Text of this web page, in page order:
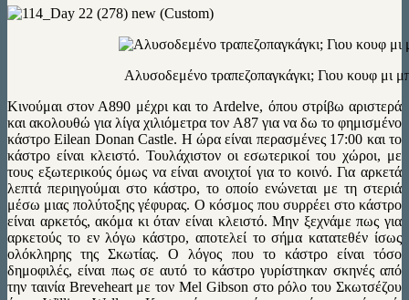
Aλυσοδεμένο τραπεζοπαγκάγκι; Γιου κουφ μι
Κινούμαι στον Α890 μέχρι και το Ardelve, όπου στρίβω αριστερά
και ακολουθώ για λίγα χιλιόμετρα τον Α87 για να δω το φημισμένο
κάστρο Eilean Donan Castle. Η ώρα είναι περασμένες 17:00 και το
κάστρο είναι κλειστό. Τουλάχιστον οι εσωτερικοί του χώροι, με
τους εξωτερικούς όμως να είναι ανοιχτοί για το κοινό. Για αρκετά
λεπτά περιηγούμαι στο κάστρο, το οποίο ενώνεται με τη στεριά
μέσω μιας πολύτοξης γέφυρας. Ο κόσμος που συρρέει στο κάστρο
είναι αρκετός, ακόμα κι όταν είναι κλειστό. Μην ξεχνάμε πως για
αρκετούς το εν λόγω κάστρο, αποτελεί το σήμα κατατεθέν ίσως
ολόκληρης της Σκωτίας. Ο λόγος που το κάστρο είναι τόσο
δημοφιλές, είναι πως σε αυτό το κάστρο γυρίστηκαν σκηνές από
την ταινία Breveheart με τον Mel Gibson στο ρόλο του Σκωτσέζου